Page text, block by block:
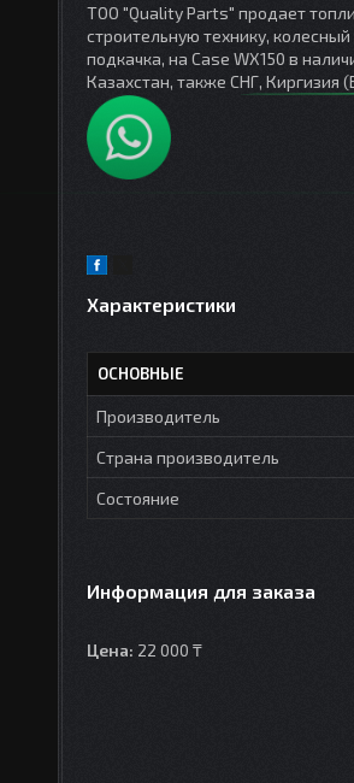
ТОО "Quality Parts" продает
строительную технику,
подкачка, на Case WX150 в
Казахстан, также СНГ, Киргизия
Характеристики
ОСНОВНЫЕ
Производитель
Страна производитель
Состояние
Информация для заказа
Цена: 22 000 ₸